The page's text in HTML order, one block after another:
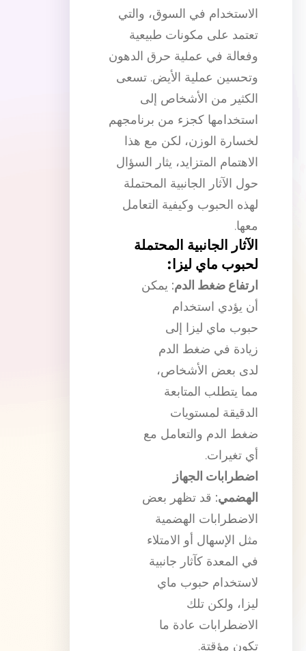
الاستخدام في السوق، والتي
تعتمد على مكونات طبيعية
وفعالة في عملية حرق الدهون
وتحسين عملية الأيض. تسعى
الكثير من الأشخاص إلى
استخدامها كجزء من برنامجهم
لخسارة الوزن، لكن مع هذا
الاهتمام المتزايد، يثار السؤال
حول الآثار الجانبية المحتملة
لهذه الحبوب وكيفية التعامل
معها.
الآثار الجانبية المحتملة
لحبوب ماي ليزا:
ارتفاع ضغط الدم: يمكن
أن يؤدي استخدام
حبوب ماي ليزا إلى
زيادة في ضغط الدم
لدى بعض الأشخاص،
مما يتطلب المتابعة
الدقيقة لمستويات
ضغط الدم والتعامل مع
أي تغيرات.
اضطرابات الجهاز
الهضمي: قد تظهر بعض
الاضطرابات الهضمية
مثل الإسهال أو الامتلاء
في المعدة كآثار جانبية
لاستخدام حبوب ماي
ليزا، ولكن تلك
الاضطرابات عادة ما
تكون مؤقتة.